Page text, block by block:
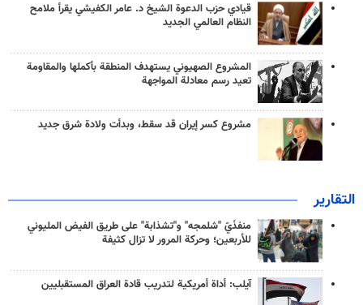
قيادي حزب الدعوة الشيخ د. عامر الكفيشي يقرأ ملامح
النظام العالمي الجديد
المشروع الصهيوني يستهدف المنطقة بأكملها والمقاومة
تعيد رسم معادلة المواجهة
مشروع كسر إيران قد سقط، وبدأت ولادة شرق جديد
التقارير
منفذَيّ "شلمجه" و"تشذابة" على طريق الفيض المليوني
للأربعين؛ وحركة المرور لا تزال كثيفة
آيلب: أداة أمريكية لتدريب قادة العراق المستقبليين